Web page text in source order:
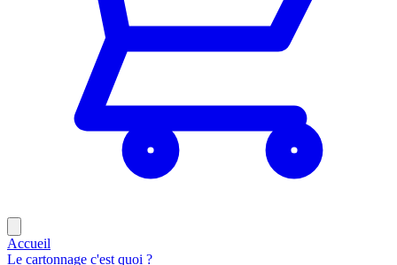
Accueil
Le cartonnage c'est quoi ?